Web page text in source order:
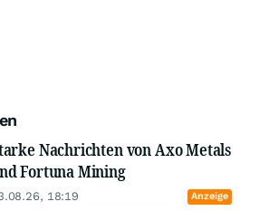
Nachrichten von Axo Metals
Fortuna Mining
18:19 Anzeige